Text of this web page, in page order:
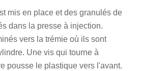
mis en place et des granulés de
dans la presse à injection.
vers la trémie où ils sont
Une vis qui tourne à
pousse le plastique vers l'avant.